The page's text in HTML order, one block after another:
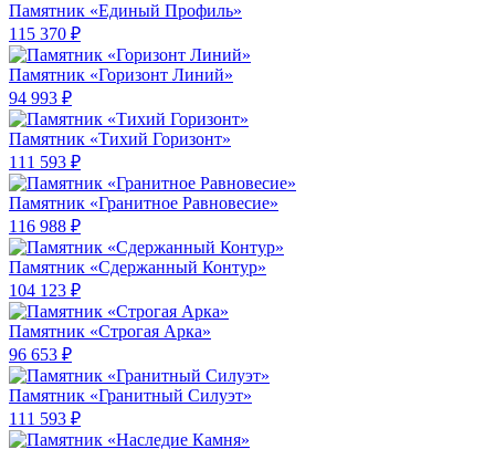
Памятник «Единый Профиль»
115 370 ₽
Памятник «Горизонт Линий»
94 993 ₽
Памятник «Тихий Горизонт»
111 593 ₽
Памятник «Гранитное Равновесие»
116 988 ₽
Памятник «Сдержанный Контур»
104 123 ₽
Памятник «Строгая Арка»
96 653 ₽
Памятник «Гранитный Силуэт»
111 593 ₽